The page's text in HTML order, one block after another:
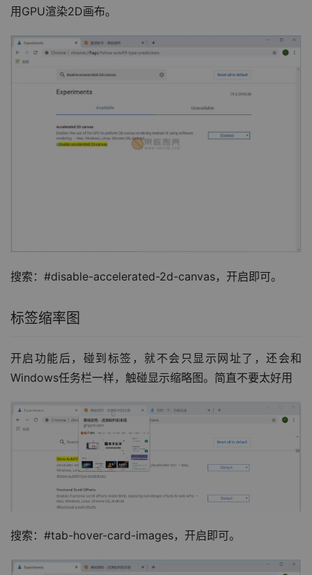
用GPU渲染2D画布。
搜索：#disable-accelerated-2d-canvas，开启即可。
标签缩率图
开启功能后，碰到标签，就不会只显示网址了，还会和
Windows任务栏一样，触碰显示缩略图。简直不要太好用
搜索：#tab-hover-card-images，开启即可。